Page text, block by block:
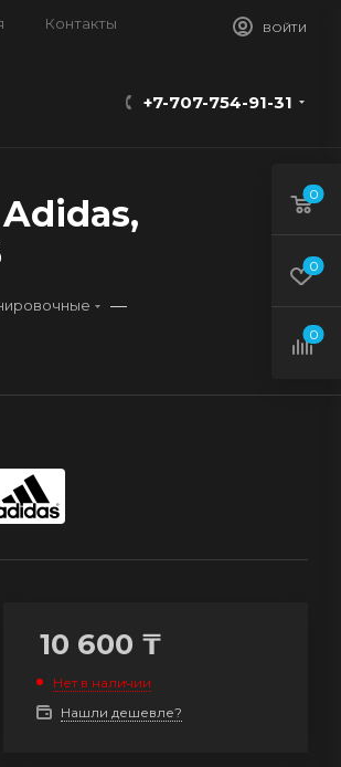
Контакты ВОЙТИ
+7-707-754-91-31
—
10 600 ₸
Нет в наличии
Нашли дешевле?
0
0
0